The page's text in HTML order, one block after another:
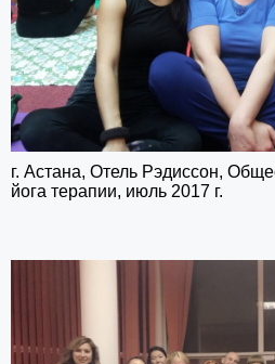
г. Астана, Отель Рэдиссон,
йога терапии, июль 2017 г.